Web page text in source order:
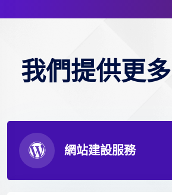
我們提供更
網站建設服務